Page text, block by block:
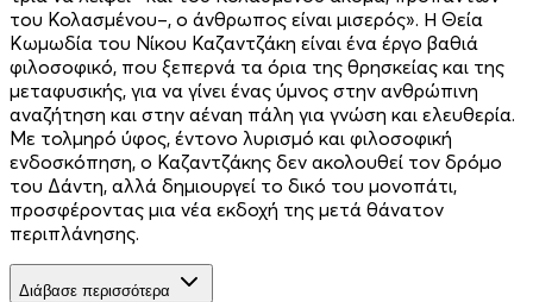
του Κολασμένου–, ο άνθρωπος είναι μισερός». Η Θεία
Κωμωδία του Νίκου Καζαντζάκη είναι ένα έργο βαθιά
φιλοσοφικό, που ξεπερνά τα όρια της θρησκείας και της
μεταφυσικής, για να γίνει ένας ύμνος στην ανθρώπινη
αναζήτηση και στην αέναη πάλη για γνώση και ελευθερία.
Με τολμηρό ύφος, έντονο λυρισμό και φιλοσοφική
ενδοσκόπηση, ο Καζαντζάκης δεν ακολουθεί τον δρόμο
του Δάντη, αλλά δημιουργεί το δικό του μονοπάτι,
προσφέροντας μια νέα εκδοχή της μετά θάνατον
περιπλάνησης.
Διάβασε περισσότερα